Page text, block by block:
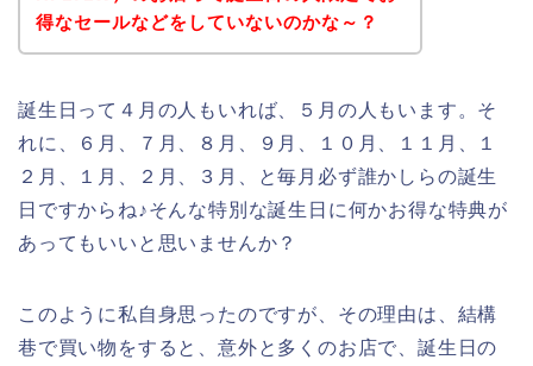
得なセールなどをしていないのかな～？
誕生日って４月の人もいれば、５月の人もいます。そ
れに、６月、７月、８月、９月、１０月、１１月、１
２月、１月、２月、３月、と毎月必ず誰かしらの誕生
日ですからね♪そんな特別な誕生日に何かお得な特典が
あってもいいと思いませんか？
このように私自身思ったのですが、その理由は、結構
巷で買い物をすると、意外と多くのお店で、誕生日の